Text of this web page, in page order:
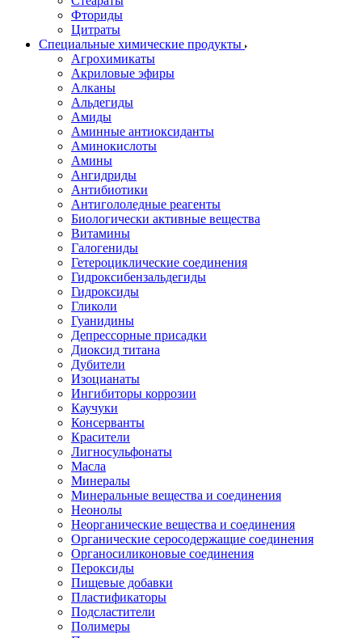
Фториды
Цитраты
Специальные химические продукты
Агрохимикаты
Акриловые эфиры
Алканы
Альдегиды
Амиды
Аминные антиоксиданты
Аминокислоты
Амины
Ангидриды
Антибиотики
Антигололедные реагенты
Биологически активные вещества
Витамины
Галогениды
Гетероциклические соединения
Гидроксибензальдегиды
Гидроксиды
Гликоли
Гуанидины
Депрессорные присадки
Диоксид титана
Дубители
Изоцианаты
Ингибиторы коррозии
Каучуки
Консерванты
Красители
Лигносульфонаты
Масла
Минералы
Минеральные вещества и соединения
Неонолы
Неорганические вещества и соединения
Органические серосодержащие соединения
Органосиликоновые соединения
Пероксиды
Пищевые добавки
Пластификаторы
Подсластители
Полимеры